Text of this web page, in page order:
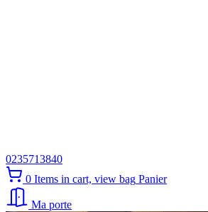
0235713840
0 Items in cart, view bag Panier
Ma porte